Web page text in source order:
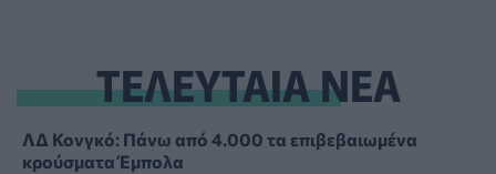
ΤΕΛΕΥΤΑΙΑ ΝΕΑ
ΛΔ Κονγκό: Πάνω από 4.000 τα επιβεβαιωμένα
κρούσματα Έμπολα